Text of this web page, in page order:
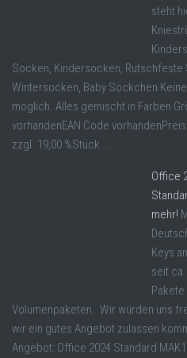
steht
Socken, Kindersocken,
Wintersocken, Baby Söckchen
möglich. Alles gemischt in Farben
vorhandenEAN Code
zzgl. 19,00 %Stück ...
Office
mehr!
Keys
seit
Volumenpaketen. Wir würden uns
wir ein gutes Angebot zulassen
Angebot: Office 2024 Standard